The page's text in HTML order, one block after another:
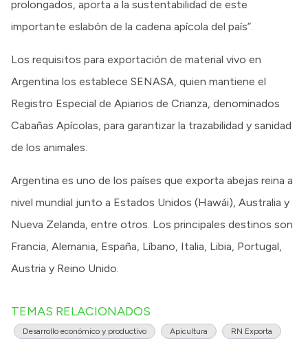
prolongados, aporta a la sustentabilidad de este
importante eslabón de la cadena apícola del país”.
Los requisitos para exportación de material vivo en
Argentina los establece SENASA, quien mantiene el
Registro Especial de Apiarios de Crianza, denominados
Cabañas Apícolas, para garantizar la trazabilidad y sanidad
de los animales.
Argentina es uno de los países que exporta abejas reina a
nivel mundial junto a Estados Unidos (Hawái), Australia y
Nueva Zelanda, entre otros. Los principales destinos son
Francia, Alemania, España, Líbano, Italia, Libia, Portugal,
Austria y Reino Unido.
TEMAS RELACIONADOS
Desarrollo económico y productivo Apicultura RN Exporta